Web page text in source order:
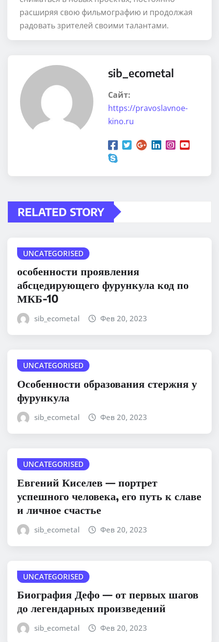
расширяя свою фильмографию и продолжая
радовать зрителей своими талантами.
sib_ecometal
Сайт:
https://pravoslavnoe-
kino.ru
RELATED STORY
UNCATEGORISED
особенности проявления
абсцедирующего фурункула код по
МКБ-10
sib_ecometal Фев 20, 2023
UNCATEGORISED
Особенности образования стержня у
фурункула
sib_ecometal Фев 20, 2023
UNCATEGORISED
Евгений Киселев — портрет
успешного человека, его путь к славе
и личное счастье
sib_ecometal Фев 20, 2023
UNCATEGORISED
Биография Дефо — от первых шагов
до легендарных произведений
sib_ecometal Фев 20, 2023